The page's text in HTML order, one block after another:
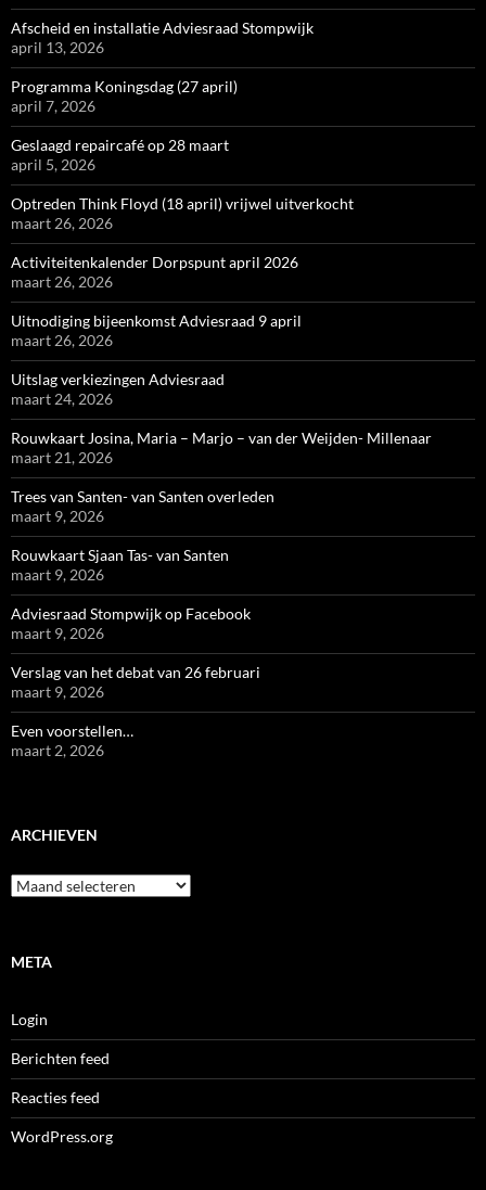
Afscheid en installatie Adviesraad Stompwijk
april 13, 2026
Programma Koningsdag (27 april)
april 7, 2026
Geslaagd repaircafé op 28 maart
april 5, 2026
Optreden Think Floyd (18 april) vrijwel uitverkocht
maart 26, 2026
Activiteitenkalender Dorpspunt april 2026
maart 26, 2026
Uitnodiging bijeenkomst Adviesraad 9 april
maart 26, 2026
Uitslag verkiezingen Adviesraad
maart 24, 2026
Rouwkaart Josina, Maria – Marjo – van der Weijden- Millenaar
maart 21, 2026
Trees van Santen- van Santen overleden
maart 9, 2026
Rouwkaart Sjaan Tas- van Santen
maart 9, 2026
Adviesraad Stompwijk op Facebook
maart 9, 2026
Verslag van het debat van 26 februari
maart 9, 2026
Even voorstellen…
maart 2, 2026
ARCHIEVEN
Archieven
META
Login
Berichten feed
Reacties feed
WordPress.org